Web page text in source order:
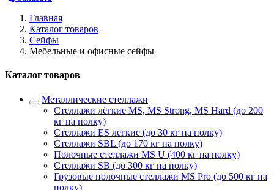
Главная
Каталог товаров
Сейфы
Мебельные и офисные сейфы
Каталог товаров
Металлические стеллажи
Стеллажи лёгкие MS, MS Strong, MS Hard (до 200
кг на полку)
Стеллажи ES легкие (до 30 кг на полку)
Стеллажи SBL (до 170 кг на полку)
Полочные стеллажи MS U (400 кг на полку)
Стеллажи SB (до 300 кг на полку)
Грузовые полочные стеллажи MS Pro (до 500 кг на
полку)